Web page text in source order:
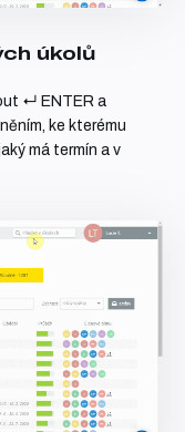
úkolů
↵ ENTER a
ke kterému
má termín a v